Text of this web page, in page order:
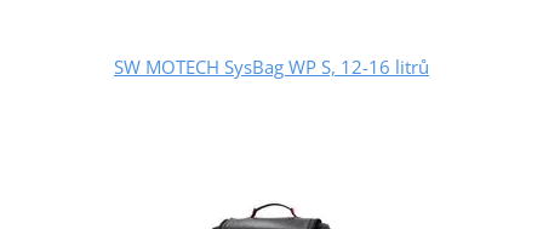
SW MOTECH SysBag WP S, 12-16 litrů